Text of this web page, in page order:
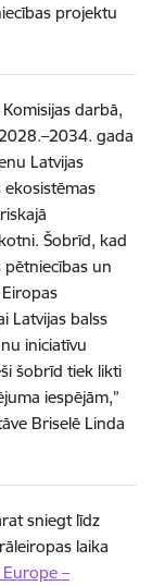
projektu
darbā,
gada
Latvijas
Šobrīd, kad
pētniecības un
Latvijas balss
iniciatīvu
šobrīd tiek likti
iespējām,”
Briselē Linda
sniegt līdz
laika
–